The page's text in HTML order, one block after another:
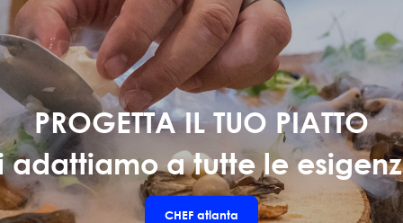
PROGETTA IL TUO PIATTO
adattiamo a tutte le
CHEF atlanta